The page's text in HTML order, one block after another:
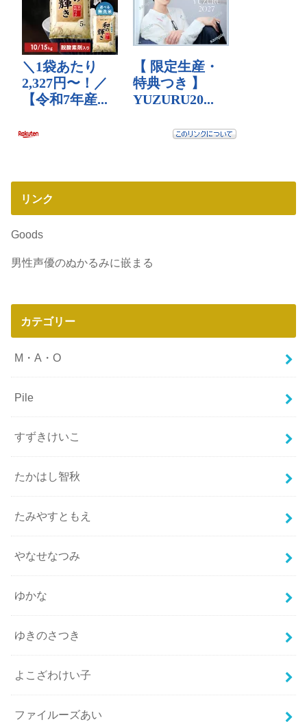
リンク
Goods
男性声優のぬかるみに嵌まる
カテゴリー
M・A・O
Pile
すずきけいこ
たかはし智秋
たみやすともえ
やなせなつみ
ゆかな
ゆきのさつき
よこざわけい子
ファイルーズあい